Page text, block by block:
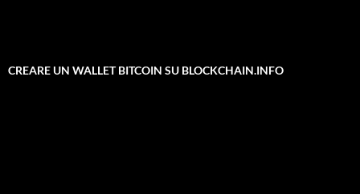
CREARE UN WALLET BITCOIN SU BLOCKCHAIN.INFO